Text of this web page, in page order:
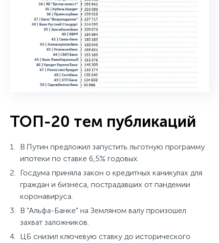
ТОП-20 тем публикаций
В.Путин предложил запустить льготную программу
ипотеки по ставке 6,5% годовых.
Госдума приняла закон о кредитных каникулах для
граждан и бизнеса, пострадавших от пандемии
коронавируса.
В "Альфа-Банке" на Земляном валу произошел
захват заложников.
ЦБ снизил ключевую ставку до исторического